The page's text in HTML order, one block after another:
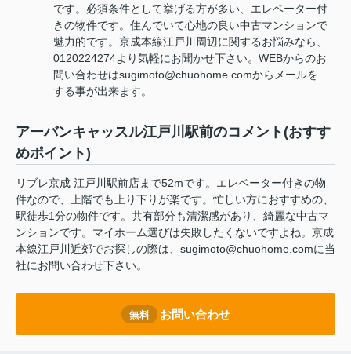
です。必須条件として挙げる方が多い、エレベーター付
きの物件です。住んでいて心地の良い中古マンションで
魅力的です。京成本線江戸川周辺に関するお悩みなら、
0120224274より気軽にお聞かせ下さい。WEBからのお
問い合わせはsugimoto@chuohome.comからメールを
する事が出来ます。
アーバンキャッスル江戸川駅前のコメント(おすす
めポイント)
リブレ京成 江戸川駅前店まで52mです。エレベーター付きの物
件なので、上階でも上り下りが楽です。忙しい方におすすめの、
駅徒歩1分の物件です。共有部分も清潔感があり、綺麗な中古マ
ンションです。マイホーム選びは失敗したくないですよね。京成
本線江戸川近郊でお探しの際は、sugimoto@chuohome.comに当
社にお問い合わせ下さい。
無料 お問い合わせ